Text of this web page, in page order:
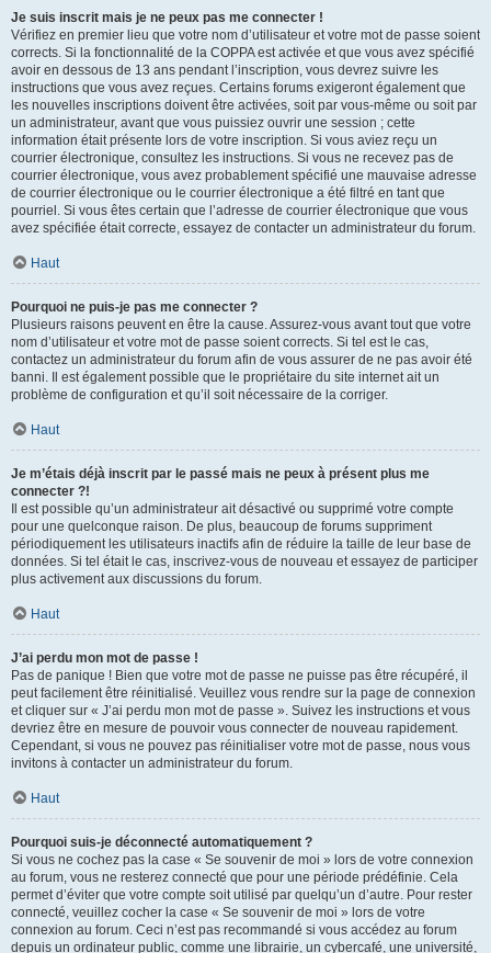
Je suis inscrit mais je ne peux pas me connecter !
Vérifiez en premier lieu que votre nom d’utilisateur et votre mot de passe soient
corrects. Si la fonctionnalité de la COPPA est activée et que vous avez spécifié
avoir en dessous de 13 ans pendant l’inscription, vous devrez suivre les
instructions que vous avez reçues. Certains forums exigeront également que
les nouvelles inscriptions doivent être activées, soit par vous-même ou soit par
un administrateur, avant que vous puissiez ouvrir une session ; cette
information était présente lors de votre inscription. Si vous aviez reçu un
courrier électronique, consultez les instructions. Si vous ne recevez pas de
courrier électronique, vous avez probablement spécifié une mauvaise adresse
de courrier électronique ou le courrier électronique a été filtré en tant que
pourriel. Si vous êtes certain que l’adresse de courrier électronique que vous
avez spécifiée était correcte, essayez de contacter un administrateur du forum.
Haut
Pourquoi ne puis-je pas me connecter ?
Plusieurs raisons peuvent en être la cause. Assurez-vous avant tout que votre
nom d’utilisateur et votre mot de passe soient corrects. Si tel est le cas,
contactez un administrateur du forum afin de vous assurer de ne pas avoir été
banni. Il est également possible que le propriétaire du site internet ait un
problème de configuration et qu’il soit nécessaire de la corriger.
Haut
Je m’étais déjà inscrit par le passé mais ne peux à présent plus me
connecter ?!
Il est possible qu’un administrateur ait désactivé ou supprimé votre compte
pour une quelconque raison. De plus, beaucoup de forums suppriment
périodiquement les utilisateurs inactifs afin de réduire la taille de leur base de
données. Si tel était le cas, inscrivez-vous de nouveau et essayez de participer
plus activement aux discussions du forum.
Haut
J’ai perdu mon mot de passe !
Pas de panique ! Bien que votre mot de passe ne puisse pas être récupéré, il
peut facilement être réinitialisé. Veuillez vous rendre sur la page de connexion
et cliquer sur « J’ai perdu mon mot de passe ». Suivez les instructions et vous
devriez être en mesure de pouvoir vous connecter de nouveau rapidement.
Cependant, si vous ne pouvez pas réinitialiser votre mot de passe, nous vous
invitons à contacter un administrateur du forum.
Haut
Pourquoi suis-je déconnecté automatiquement ?
Si vous ne cochez pas la case « Se souvenir de moi » lors de votre connexion
au forum, vous ne resterez connecté que pour une période prédéfinie. Cela
permet d’éviter que votre compte soit utilisé par quelqu’un d’autre. Pour rester
connecté, veuillez cocher la case « Se souvenir de moi » lors de votre
connexion au forum. Ceci n’est pas recommandé si vous accédez au forum
depuis un ordinateur public, comme une librairie, un cybercafé, une université,